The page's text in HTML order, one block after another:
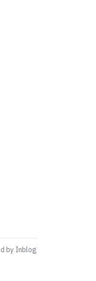
by Inblog